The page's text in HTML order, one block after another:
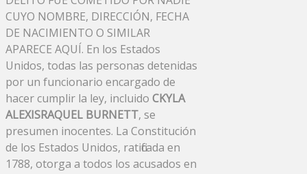
CUYO NOMBRE, DIRECCIÓN, FECHA
DE NACIMIENTO O SIMILAR
APARECE AQUÍ. En los Estados
Unidos, todas las personas detenidas
por un funcionario encargado de
hacer cumplir la ley, incluido CKYLA
ALEXISRAQUEL BURNETT, se
presumen inocentes. La Constitución
de los Estados Unidos, ratificada en
1788, otorga a todos los acusados ​​en